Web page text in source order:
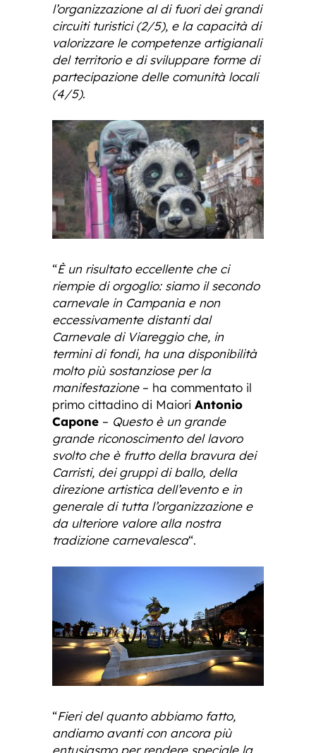
l’organizzazione al di fuori dei grandi
circuiti turistici (2/5), e la capacità di
valorizzare le competenze artigianali
del territorio e di sviluppare forme di
partecipazione delle comunità locali
(4/5).
“È un risultato eccellente che ci
riempie di orgoglio: siamo il secondo
carnevale in Campania e non
eccessivamente distanti dal
Carnevale di Viareggio che, in
termini di fondi, ha una disponibilità
molto più sostanziose per la
manifestazione– ha commentato il
primo cittadino di Maiori Antonio
Capone – Questo è un grande
grande riconoscimento del lavoro
svolto che è frutto della bravura dei
Carristi, dei gruppi di ballo, della
direzione artistica dell’evento e in
generale di tutta l’organizzazione e
da ulteriore valore alla nostra
tradizione carnevalesca“.
“Fieri del quanto abbiamo fatto,
andiamo avanti con ancora più
entusiasmo per rendere speciale la